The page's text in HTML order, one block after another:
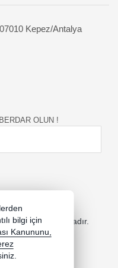
Kepez/Antalya
OLUN !
saklıdır.
ile korunmaktadır.
bilgi için
Kanununu,